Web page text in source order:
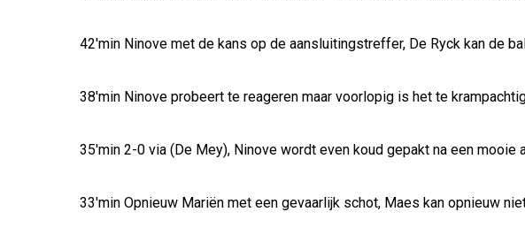
42'min Ninove met de kans op de aansluitingstreffer, De Ryck kan de
38'min Ninove probeert te reageren maar voorlopig is het te
35'min 2-0 via (De Mey), Ninove wordt even koud gepakt na een mooie
33'min Opnieuw Mariën met een gevaarlijk schot, Maes kan opnieuw